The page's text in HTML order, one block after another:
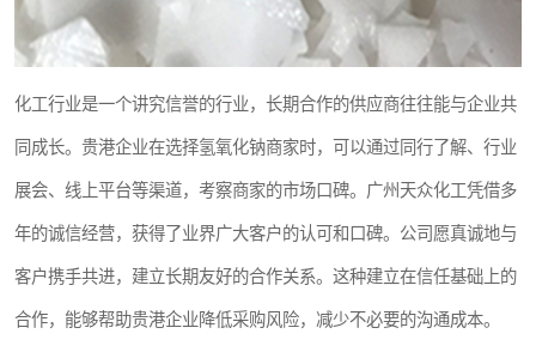
化工行业是一个讲究信誉的行业，长期合作的供应商往往能与企业共
同成长。贵港企业在选择氢氧化钠商家时，可以通过同行了解、行业
展会、线上平台等渠道，考察商家的市场口碑。广州天众化工凭借多
年的诚信经营，获得了业界广大客户的认可和口碑。公司愿真诚地与
客户携手共进，建立长期友好的合作关系。这种建立在信任基础上的
合作，能够帮助贵港企业降低采购风险，减少不必要的沟通成本。